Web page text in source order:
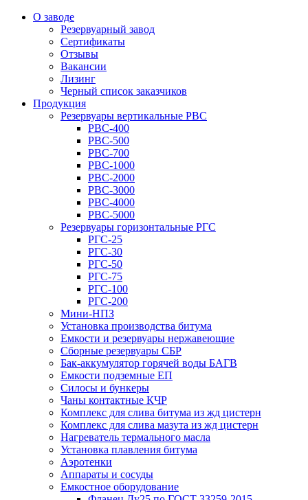
О заводе
Резервуарный завод
Сертификаты
Отзывы
Вакансии
Лизинг
Черный список заказчиков
Продукция
Резервуары вертикальные РВС
РВС-400
РВС-500
РВС-700
РВС-1000
РВС-2000
РВС-3000
РВС-4000
РВС-5000
Резервуары горизонтальные РГС
РГС-25
РГС-30
РГС-50
РГС-75
РГС-100
РГС-200
Мини-НПЗ
Установка производства битума
Емкости и резервуары нержавеющие
Сборные резервуары СБР
Бак-аккумулятор горячей воды БАГВ
Емкости подземные ЕП
Силосы и бункеры
Чаны контактные КЧР
Комплекс для слива битума из жд цистерн
Комплекс для слива мазута из жд цистерн
Нагреватель термального масла
Установка плавления битума
Аэротенки
Аппараты и сосуды
Емкостное оборудование